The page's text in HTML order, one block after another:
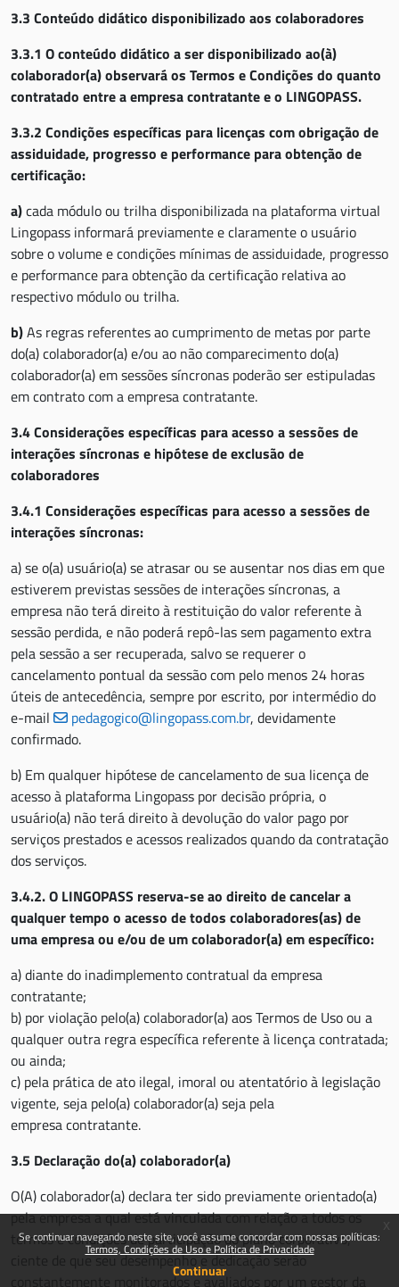
Se continuar navegando neste site, você assume concordar com nossas políticas:
Termos, Condições de Uso e Política de Privacidade
Continuar
3.3 Conteúdo didático disponibilizado aos colaboradores
3.3.1 O conteúdo didático a ser disponibilizado ao(à)
colaborador(a) observará os Termos e Condições do quanto
contratado entre a empresa contratante e o LINGOPASS.
3.3.2 Condições específicas para licenças com obrigação de
assiduidade, progresso e performance para obtenção de
certificação:
a)cada módulo ou trilha disponibilizada na plataforma virtual
Lingopass informará previamente e claramente o usuário
sobre o volume e condições mínimas de assiduidade, progresso
e performance para obtenção da certificação relativa ao
respectivo módulo ou trilha.
b)As regras referentes ao cumprimento de metas por parte
do(a) colaborador(a) e/ou ao não comparecimento do(a)
colaborador(a) em sessões síncronas poderão ser estipuladas
em contrato com a empresa contratante.
3.4 Considerações específicas para acesso a sessões de
interações síncronas e hipótese de exclusão de
colaboradores
3.4.1 Considerações específicas para acesso a sessões de
interações síncronas:
a) se o(a) usuário(a) se atrasar ou se ausentar nos dias em que
estiverem previstas sessões de interações síncronas, a
empresa não terá direito à restituição do valor referente à
sessão perdida, e não poderá repô-las sem pagamento extra
pela sessão a ser recuperada, salvo se requerer o
cancelamento pontual da sessão com pelo menos 24 horas
úteis de antecedência, sempre por escrito, por intermédio do
e-mail
pedagogico@lingopass.com.br, devidamente
confirmado.
b) Em qualquer hipótese de cancelamento de sua licença de
acesso à plataforma Lingopass por decisão própria, o
usuário(a) não terá direito à devolução do valor pago por
serviços prestados e acessos realizados quando da contratação
dos serviços.
3.4.2. O LINGOPASS reserva-se ao direito de cancelar a
qualquer tempo o acesso de todos colaboradores(as) de
uma empresa ou e/ou de um colaborador(a) em específico:
a) diante do inadimplemento contratual da empresa
contratante;
b) por violação pelo(a) colaborador(a) aos Termos de Uso ou a
qualquer outra regra específica referente à licença contratada;
ou ainda;
c) pela prática de ato ilegal, imoral ou atentatório à legislação
vigente, seja pelo(a) colaborador(a) seja pela
empresa contratante.
3.5 Declaração do(a) colaborador(a)
O(A) colaborador(a) declara ter sido previamente orientado(a)
pela empresa a qual está vinculada com relação a todos os
termos e condições de participação do plano corporativo,
ciente de que seu desempenho e dedicação serão
constantemente monitorados e avaliados por um gestor da